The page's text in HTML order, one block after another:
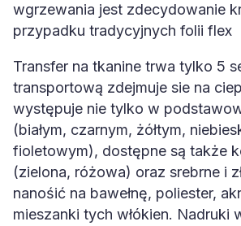
wgrzewania jest zdecydowanie
przypadku tradycyjnych folii flex
Transfer na tkanine trwa tylko 5
transportową zdejmuje sie na
występuje nie tylko w
(białym, czarnym, żółtym,
fioletowym), dostępne są także
(zielona, różowa) oraz srebrne i
nanośić na bawełnę, poliester,
mieszanki tych włókien. Nadruki